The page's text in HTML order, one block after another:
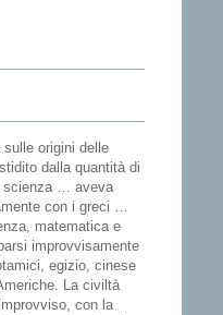
sulle origini delle
dalla quantità di
scienza … aveva
con i greci …
matematica e
improvvisamente
egizio, cinese
La civiltà
con la